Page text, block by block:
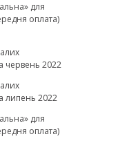
для
оплата)
червень 2022
липень 2022
для
оплата)